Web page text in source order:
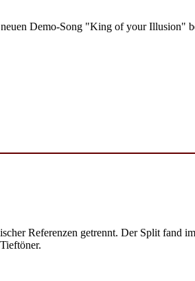
Demo-Song "King of your Illusion"
Referenzen getrennt. Der Split fand